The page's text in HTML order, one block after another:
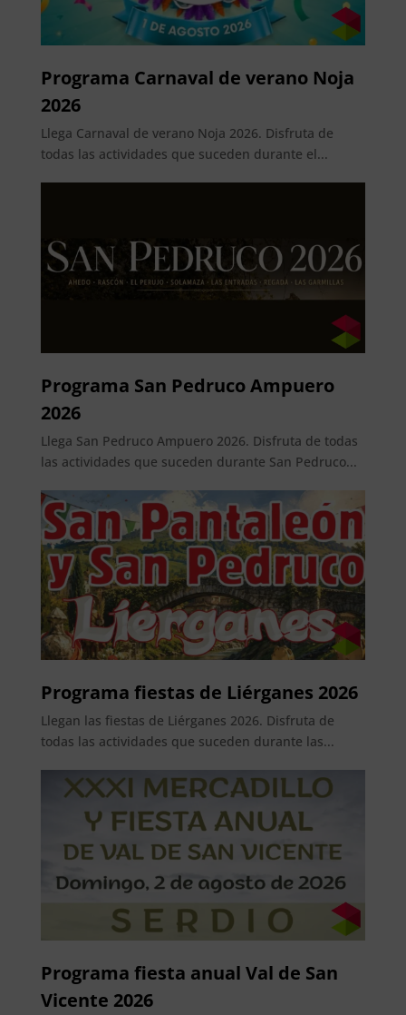
Programa Carnaval de verano Noja
2026
Llega Carnaval de verano Noja 2026. Disfruta de
todas las actividades que suceden durante el...
Programa San Pedruco Ampuero
2026
Llega San Pedruco Ampuero 2026. Disfruta de todas
las actividades que suceden durante San Pedruco...
Programa fiestas de Liérganes 2026
Llegan las fiestas de Liérganes 2026. Disfruta de
todas las actividades que suceden durante las...
Programa fiesta anual Val de San
Vicente 2026